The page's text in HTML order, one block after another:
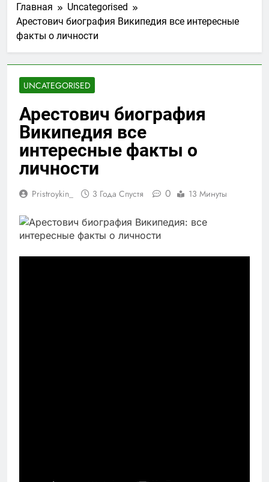
Главная
Uncategorised
Арестович биография Википедия все интересные
факты о личности
UNCATEGORISED
Арестович биография
Википедия все
интересные факты о
личности
Pristroykin_ 3 Года Спустя 0 13 Минуты